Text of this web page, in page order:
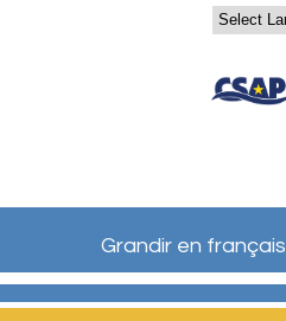
Grandir en français